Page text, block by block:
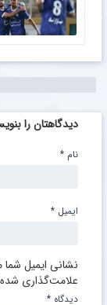
دیدگاهتان را
نشانی ایمیل
علامت‌گذاری
دیدگاه *
نام *
ایمیل *